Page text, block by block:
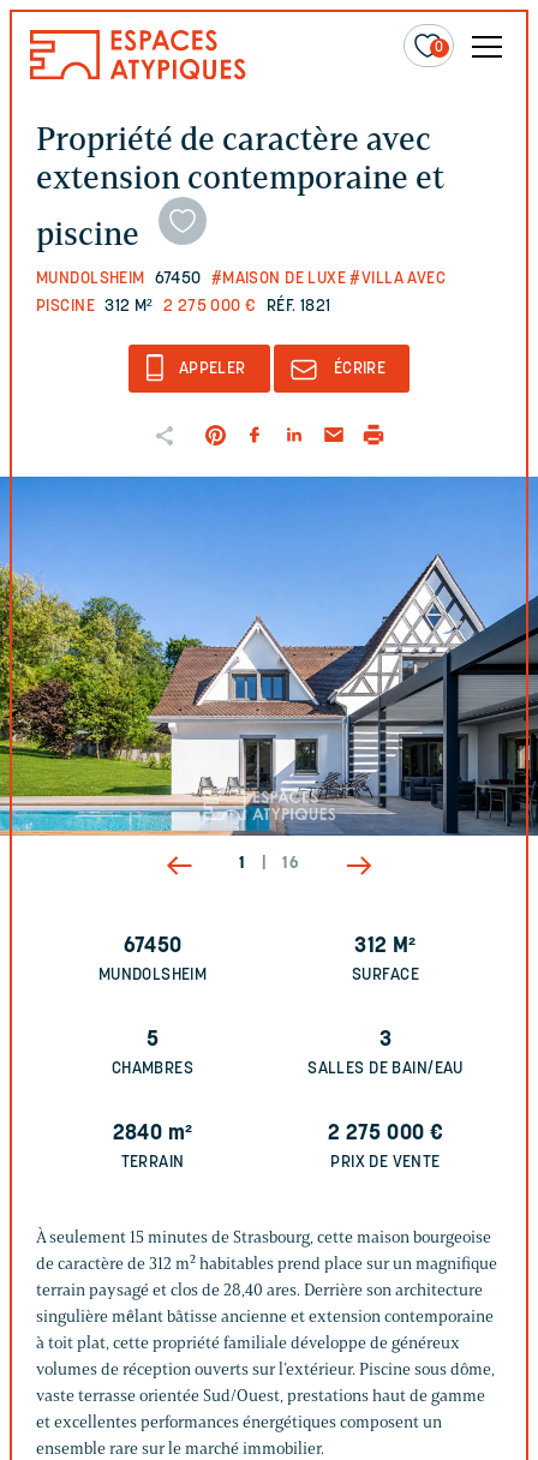
0
Propriété de caractère avec
extension contemporaine et
piscine
MUNDOLSHEIM 67450 #MAISON DE LUXE #VILLA AVEC
PISCINE 312 M² 2 275 000 € RÉF. 1821
APPELER ÉCRIRE
1 16
67450
MUNDOLSHEIM
312 M²
SURFACE
5
CHAMBRES
3
SALLES DE BAIN/EAU
2840 m²
TERRAIN
2 275 000 €
PRIX DE VENTE
À seulement 15 minutes de Strasbourg, cette maison bourgeoise
de caractère de 312 m² habitables prend place sur un magnifique
terrain paysagé et clos de 28,40 ares. Derrière son architecture
singulière mêlant bâtisse ancienne et extension contemporaine
à toit plat, cette propriété familiale développe de généreux
volumes de réception ouverts sur l’extérieur. Piscine sous dôme,
vaste terrasse orientée Sud/Ouest, prestations haut de gamme
et excellentes performances énergétiques composent un
ensemble rare sur le marché immobilier.